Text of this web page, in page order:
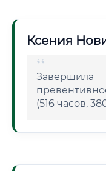
Ксения
(516 часов,